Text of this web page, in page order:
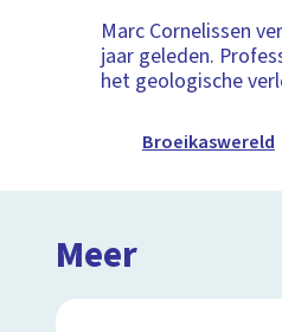
Marc Cornelissen
jaar geleden.
het geologische
Broeikaswereld
Meer